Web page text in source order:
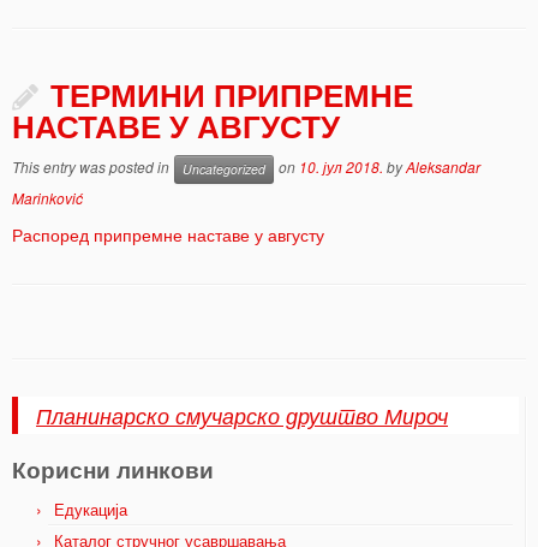
ТЕРМИНИ ПРИПРЕМНЕ
НАСТАВЕ У АВГУСТУ
This entry was posted in Uncategorized on 10. јул 2018. byAleksandar
Marinković
Распоред припремне наставе у августу
Планинарско смучарско друштво Мироч
Корисни линкови
Едукација
Каталог стручног усавршавања